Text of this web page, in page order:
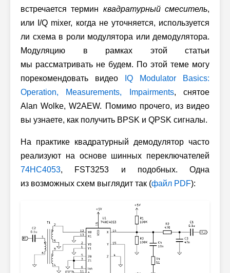
встречается термин квадратурный смеситель,
или I/Q mixer, когда не уточняется, используется
ли схема в роли модулятора или демодулятора.
Модуляцию в рамках этой статьи
мы рассматривать не будем. По этой теме могу
порекомендовать видео
IQ Modulator Basics:
Operation, Measurements, Impairments, снятое
Alan Wolke, W2AEW. Помимо прочего, из видео
вы узнаете, как получить BPSK и QPSK сигналы.
На практике квадратурный демодулятор часто
реализуют на основе шинных переключателей
74HC4053, FST3253 и подобных. Одна
из возможных схем выглядит так (файл PDF):